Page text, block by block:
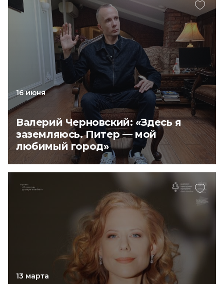
16 июня
Валерий Черновский: «Здесь я
заземляюсь. Питер — мой
любимый город»
13 марта